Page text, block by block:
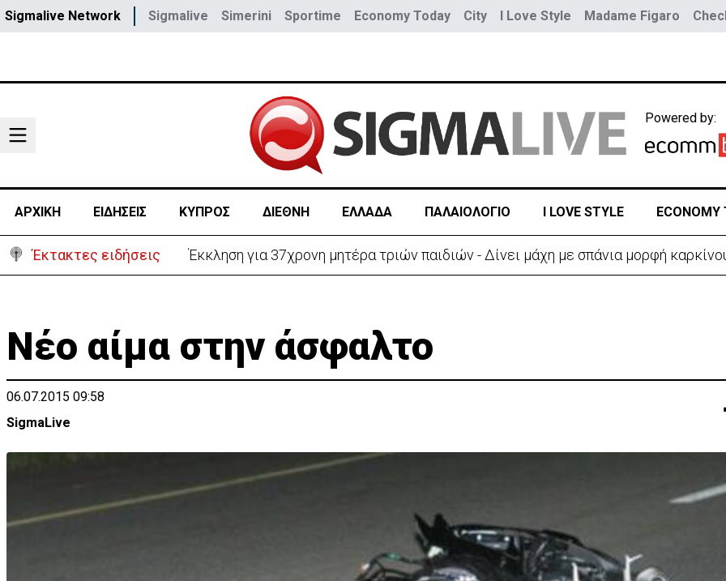
Sigmalive Network Sigmalive Simerini Sportime Economy Today City I Love Style Madame Figaro
Powered by:
ΑΡΧΙΚΗ ΕΙΔΗΣΕΙΣ ΚΥΠΡΟΣ ΔΙΕΘΝΗ ΕΛΛΑΔΑ ΠΑΛΑΙΟΛΟΓΙΟ I LOVE STYLE ECONOMY
Έκτακτες ειδήσεις Γερμανία: Συγκρούστηκαν δύο τραμ - Τουλάχιστον 25 τραυματίες, οι 7 σοβαρά
Νέο αίμα στην άσφαλτο
06.07.2015 09:58
SigmaLive